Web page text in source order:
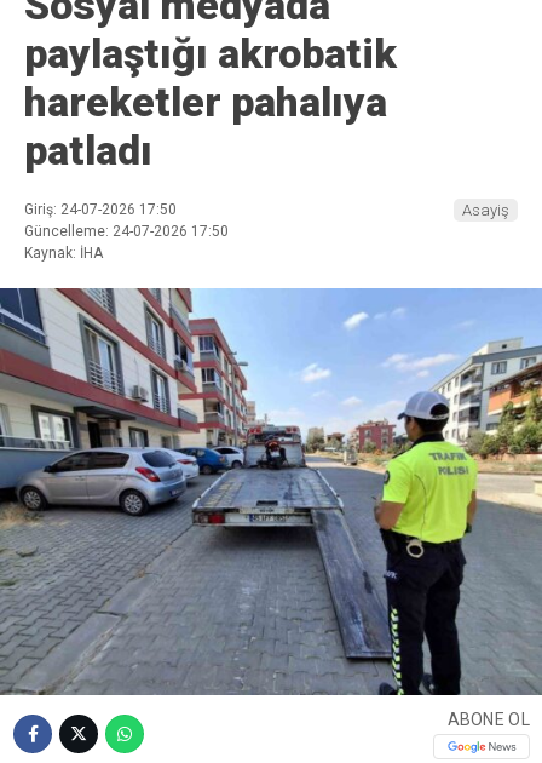
paylaştığı akrobatik
hareketler pahalıya
patladı
Giriş: 24-07-2026 17:50
Güncelleme: 24-07-2026 17:50
Kaynak: İHA
Asayiş
ABONE OL